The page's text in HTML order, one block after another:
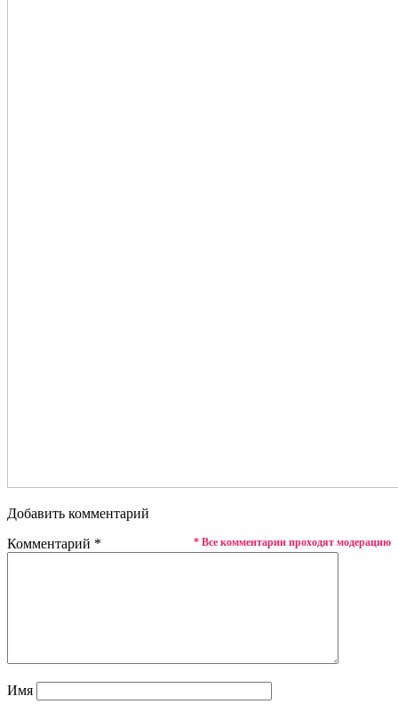
Добавить комментарий
* Все комментарии проходят модерацию
Комментарий *
Имя